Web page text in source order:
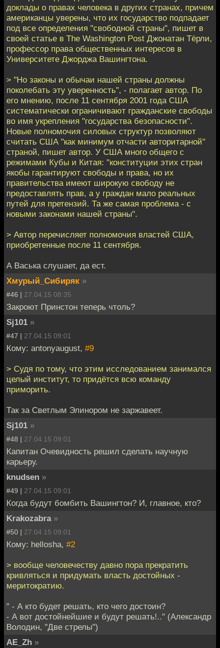
доклады о правах человека в других странах, причем
американцы уверены, что их государство подпадает
под все определения "свободной страны", пишет в
своей статье в The Washington Post Джонатан Тёрли,
профессор права общественных интересов в
Университете Джорджа Вашингтона.
> "Но законы и обычаи нашей страны должны
поколебать эту уверенность", - полагает автор. По
его мнению, после 11 сентября 2001 года США
систематически ограничивают гражданские свободы
во имя укрепления "государства безопасности".
Новые полномочия силовых структур позволяют
считать США "как минимум отчасти авторитарной"
страной, пишет автор. У США много общего с
режимами Кубы и Китая: "конституции этих стран
якобы гарантируют свободы и права, но их
правительства имеют широкую свободу не
предоставлять прав, а у граждан мало реальных
путей для претензий. Та же самая проблема - с
новыми законами нашей страны".
> Автор перечисляет полномочия властей США,
приобретенные после 11 сентября.
А Васька слушает, да ест.
Хмурый_Сибиряк »
#46 | 27.04.15 08:35
Закроют Принстон теперь чтоль?
Sj101 »
#47 | 27.04.15 09:01
Кому: antonyaugust, #9
> Судя по тому, что этим исследованием занимался
целый институт, то придётся всю команду
приморить.
Так за Светлым Элинором не заржавеет.
Sj101 »
#48 | 27.04.15 09:01
Капитан Очевидность решил сделать научную
карьеру.
knudsen »
#49 | 27.04.15 09:01
Когда будут бомбить Вашингтон? И, главное, кто?
Krakozabra »
#50 | 27.04.15 09:01
Кому: hellosha, #2
> вообще человечеству давно пора прекратить
кривляться и придумать власть достойных -
меритократию.
" - А кто будет решать, кто чего достоин?
- А вот достойнейшие и будут решать!.." (Александр
Володин, "Две стрелы")
AE_Zh »